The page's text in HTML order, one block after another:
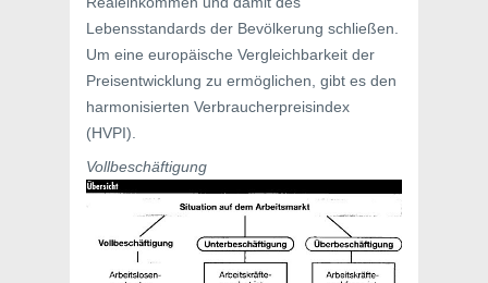
Lebensstandards der Bevölkerung schließen.
Um eine europäische Vergleichbarkeit der
Preisentwicklung zu ermöglichen, gibt es den
harmonisierten Verbraucherpreisindex
(HVPI).
Vollbeschäftigung